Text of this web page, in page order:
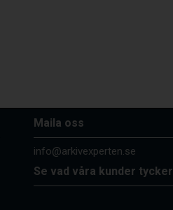
Maila oss
info@arkivexperten.se
Se vad våra kunder tycker